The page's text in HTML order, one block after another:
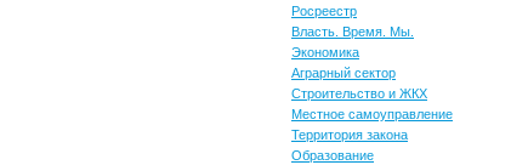
Росреестр
Власть. Время. Мы.
Экономика
Аграрный сектор
Строительство и ЖКХ
Местное самоуправление
Территория закона
Образование